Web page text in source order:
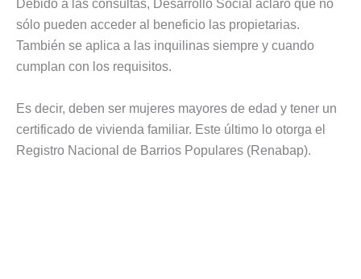
Debido a las consultas, Desarrollo Social aclaró que no
sólo pueden acceder al beneficio las propietarias.
También se aplica a las inquilinas siempre y cuando
cumplan con los requisitos.
Es decir, deben ser mujeres mayores de edad y tener un
certificado de vivienda familiar. Este último lo otorga el
Registro Nacional de Barrios Populares (Renabap).